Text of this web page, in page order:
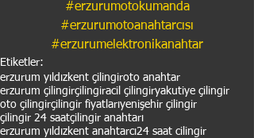
#erzurumotokumanda
#erzurumotoanahtarcısı
#erzurumelektronikanahtar
Etiketler:
erzurum yıldızkent çilingiroto anahtar
erzurum çilingirçilingiracil çilingiryakutiye çilingir
oto çilingirçilingir fiyatlarıyenişehir çilingir
çilingir 24 saatçilingir anahtarı
erzurum yıldızkent anahtarcı24 saat cilingir